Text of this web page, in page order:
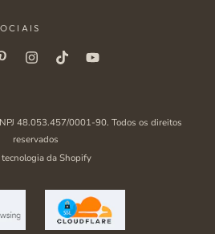
PinterestInstagramTiktokYoutube
48.053.457/0001-90. Todos os direitos
reservados
da Shopify